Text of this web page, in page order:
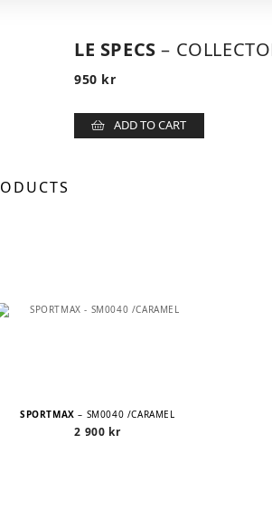
LE SPECS–
950 kr
ADD TO CART
SPORTMAX– SM0040 /CARAMEL
2 900 kr